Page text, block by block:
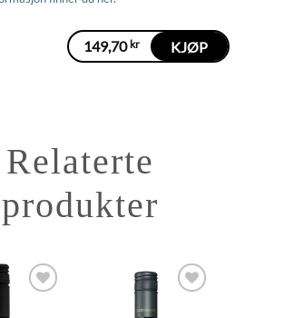
149,70 kr KJØP
Relaterte
produkter